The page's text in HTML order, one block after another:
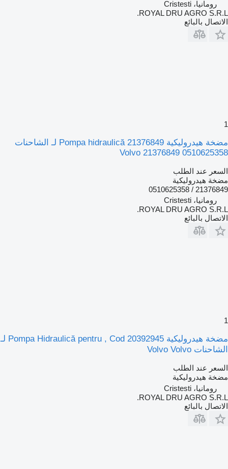
رومانيا، Cristesti
ROYAL DRU AGRO S.R.L.
الاتصال بالبائع
1
مضخة هيدروليكية Pompa hidraulică 21376849 لـ الشاحنات
Volvo 21376849 0510625358
السعر عند الطلب
مضخة هيدروليكية
21376849 / 0510625358
رومانيا، Cristesti
ROYAL DRU AGRO S.R.L.
الاتصال بالبائع
1
مضخة هيدروليكية Pompa Hidraulică pentru , Cod 20392945 لـ
الشاحنات Volvo Volvo
السعر عند الطلب
مضخة هيدروليكية
رومانيا، Cristesti
ROYAL DRU AGRO S.R.L.
الاتصال بالبائع